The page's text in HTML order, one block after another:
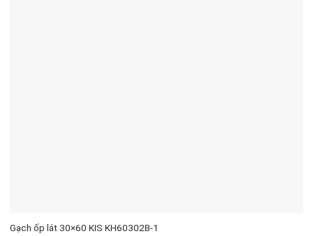
Gạch ốp lát 30×60 KIS KH60302B-1